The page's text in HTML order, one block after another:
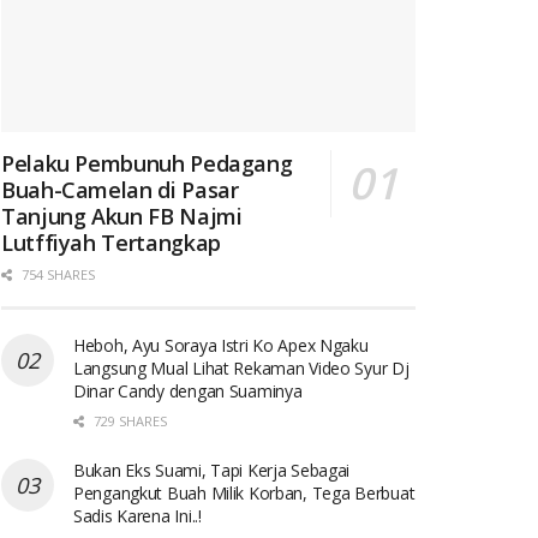
Pelaku Pembunuh Pedagang
Buah-Camelan di Pasar
Tanjung Akun FB Najmi
Lutffiyah Tertangkap
754 SHARES
Heboh, Ayu Soraya Istri Ko Apex Ngaku
Langsung Mual Lihat Rekaman Video Syur Dj
Dinar Candy dengan Suaminya
729 SHARES
Bukan Eks Suami, Tapi Kerja Sebagai
Pengangkut Buah Milik Korban, Tega Berbuat
Sadis Karena Ini..!